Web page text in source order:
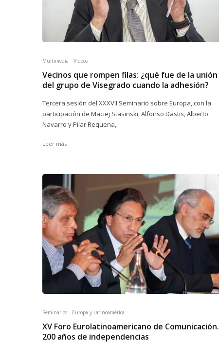
Multimedia Vídeos
Vecinos que rompen filas: ¿qué fue de la unión
del grupo de Visegrado cuando la adhesión?
Tercera sesión del XXXVII Seminario sobre Europa, con la
participación de Maciej Stasinski, Alfonso Dastis, Alberto
Navarro y Pilar Requena,
Leer más
Seminarios Europa y Latinoamérica
XV Foro Eurolatinoamericano de Comunicación.
200 años de independencias